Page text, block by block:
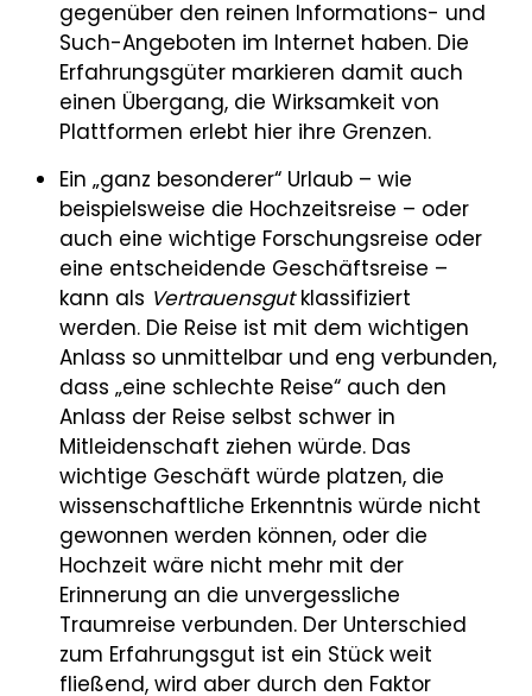
gegenüber den reinen Informations- und
Such-Angeboten im Internet haben. Die
Erfahrungsgüter markieren damit auch
einen Übergang, die Wirksamkeit von
Plattformen erlebt hier ihre Grenzen.
Ein „ganz besonderer“ Urlaub – wie
beispielsweise die Hochzeitsreise – oder
auch eine wichtige Forschungsreise oder
eine entscheidende Geschäftsreise –
kann als Vertrauensgutklassifiziert
werden. Die Reise ist mit dem wichtigen
Anlass so unmittelbar und eng verbunden,
dass „eine schlechte Reise“ auch den
Anlass der Reise selbst schwer in
Mitleidenschaft ziehen würde. Das
wichtige Geschäft würde platzen, die
wissenschaftliche Erkenntnis würde nicht
gewonnen werden können, oder die
Hochzeit wäre nicht mehr mit der
Erinnerung an die unvergessliche
Traumreise verbunden. Der Unterschied
zum Erfahrungsgut ist ein Stück weit
fließend, wird aber durch den Faktor